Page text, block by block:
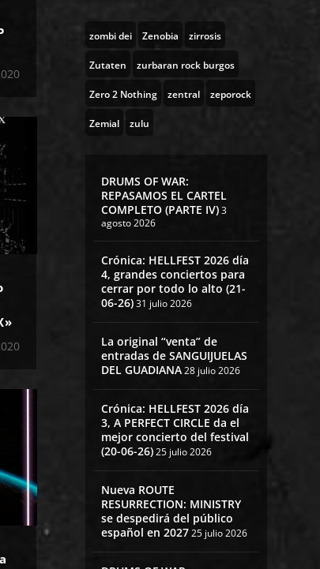
zombi dei Zenobia zirrosis
Zutaten zurbaran rock burgos
Zero 2 Nothing zentral zeporock
Zemial zulu
DRUMS OF WAR:
REPASAMOS EL CARTEL
COMPLETO (PARTE IV)3
agosto 2026
Crónica: HELLFEST 2026 día
4, grandes conciertos para
cerrar por todo lo alto (21-
06-26)31 julio 2026
La original “venta” de
entradas de SANGUIJUELAS
DEL GUADIANA28 julio 2026
Crónica: HELLFEST 2026 día
3, A PERFECT CIRCLE da el
mejor concierto del festival
(20-06-26)25 julio 2026
Nueva ROUTE
RESURRECTION: MINISTRY
se despedirá del público
español en 202725 julio 2026